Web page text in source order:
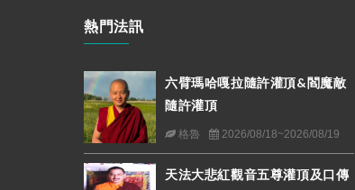
熱門法訊
六臂瑪哈嘎拉隨許灌頂&閻魔敵
隨許灌頂
格魯 2026/08/18~2026/08/19
天法大悲紅觀音五尊灌頂及口傳